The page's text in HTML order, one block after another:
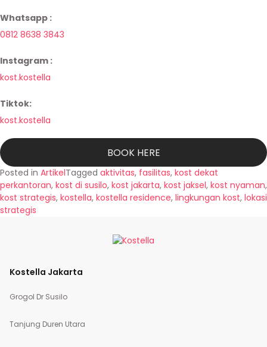
Whatsapp :
0812 8638 3843
Instagram :
kost.kostella
Tiktok:
kost.kostella
BOOK HERE
Posted in ArtikelTagged aktivitas, fasilitas, kost dekat
perkantoran, kost di susilo, kost jakarta, kost jaksel, kost nyaman,
kost strategis, kostella, kostella residence, lingkungan kost, lokasi
strategis
Kostella Jakarta
Grogol Dr Susilo
Tanjung Duren Utara